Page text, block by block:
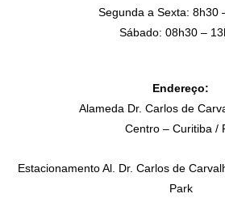
Segunda a Sexta: 8h30
Sábado: 08h30 –
Endereço:
Alameda Dr. Carlos de
Centro – Curitiba /
Estacionamento Al. Dr. Carlos de
Park